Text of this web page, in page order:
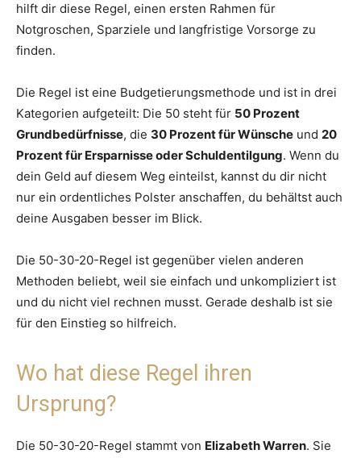
hilft dir diese Regel, einen ersten Rahmen für
Notgroschen, Sparziele und langfristige Vorsorge zu
finden.
Die Regel ist eine Budgetierungsmethode und ist in drei
Kategorien aufgeteilt: Die 50 steht für 50 Prozent
Grundbedürfnisse, die 30 Prozent für Wünsche und 20
Prozent für Ersparnisse oder Schuldentilgung. Wenn du
dein Geld auf diesem Weg einteilst, kannst du dir nicht
nur ein ordentliches Polster anschaffen, du behältst auch
deine Ausgaben besser im Blick.
Die 50-30-20-Regel ist gegenüber vielen anderen
Methoden beliebt, weil sie einfach und unkompliziert ist
und du nicht viel rechnen musst. Gerade deshalb ist sie
für den Einstieg so hilfreich.
Wo hat diese Regel ihren
Ursprung?
Die 50-30-20-Regel stammt von Elizabeth Warren. Sie